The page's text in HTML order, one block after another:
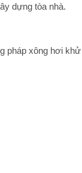
dựng tòa nhà.
pháp xông hơi khử